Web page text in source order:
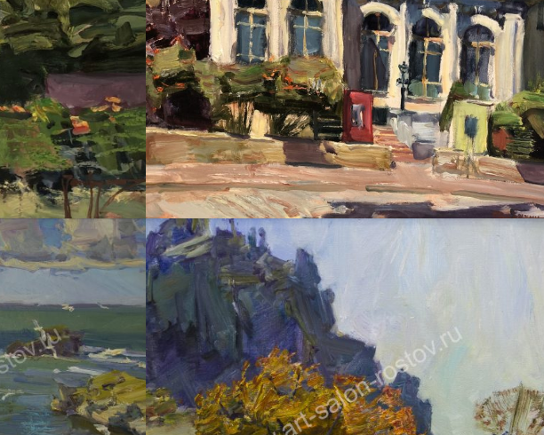
ПЕТРУХИН АЛЕКСЕЙ
ПЕТРУХИН АЛЕКСЕЙ